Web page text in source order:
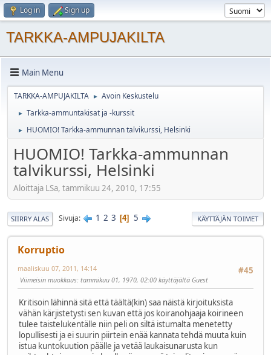
Log in Sign up
TARKKA-AMPUJAKILTA
Main Menu
TARKKA-AMPUJAKILTA ► Avoin Keskustelu
► Tarkka-ammuntakisat ja -kurssit
► HUOMIO! Tarkka-ammunnan talvikurssi, Helsinki
HUOMIO! Tarkka-ammunnan
talvikurssi, Helsinki
Aloittaja LSa, tammikuu 24, 2010, 17:55
SIIRRY ALAS Sivuja 1 2 3 4 5 KÄYTTÄJÄN TOIMET
Korruptio
#45
maaliskuu 07, 2011, 14:14
Viimeisin muokkaus: tammikuu 01, 1970, 02:00 käyttäjältä Guest
Kritisoin lähinnä sitä että täältä(kin) saa näistä kirjoituksista
vähän kärjistetysti sen kuvan että jos koiranohjaaja koirineen
tulee taistelukentälle niin peli on siltä istumalta menetetty
lopullisesti ja ei suurin piirtein enää kannata tehdä muuta kuin
istua kuntokuution päälle ja vetää laukaisunarusta kun